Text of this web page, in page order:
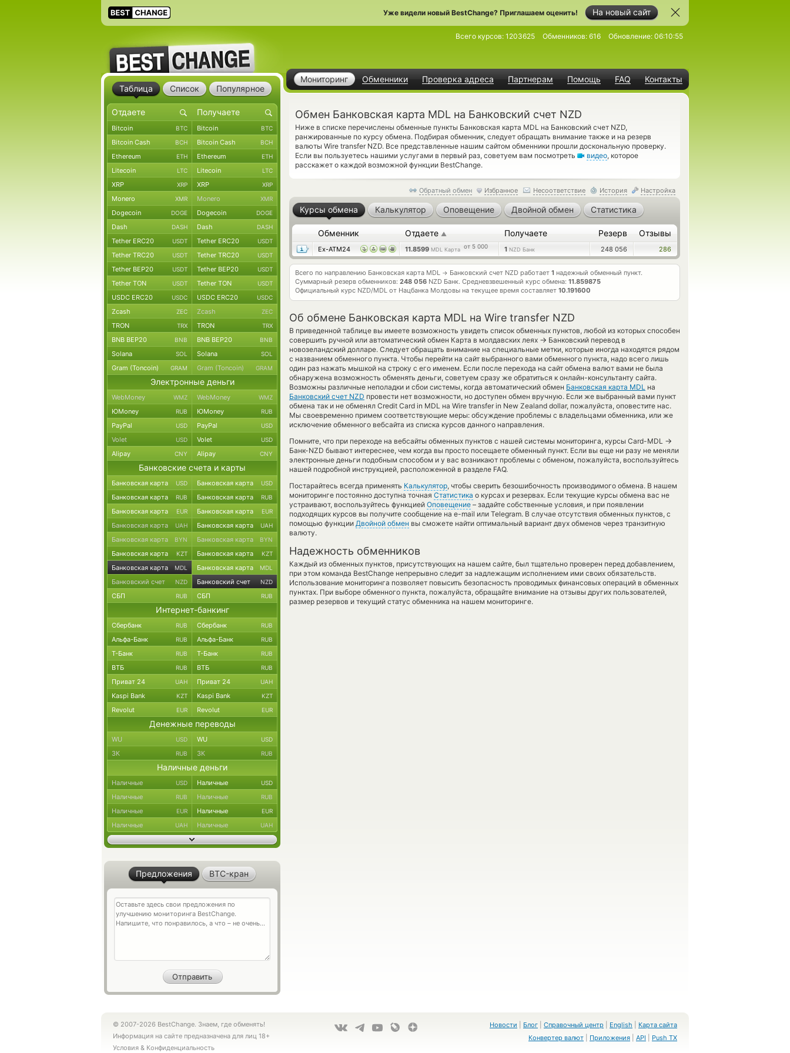
На новый сайт
Уже видели новый BestChange? Приглашаем оценить!
Мониторинг Обменники Проверка адреса Партнерам Помощь FAQ Контакты
Всего курсов: 1203625 Обменников: 616 Обновление: 06:10:55
Обмен Банковская карта MDL на Банковский счет NZD
Ниже в списке перечислены обменные пункты Банковская карта MDL на Банковский счет NZD,
ранжированные по курсу обмена. Подбирая обменник, следует обращать внимание также и на резерв
валюты Wire transfer NZD. Все представленные нашим сайтом обменники прошли доскональную проверку.
Если вы пользуетесь нашими услугами в первый раз, советуем вам посмотреть
видео, которое
расскажет о каждой возможной функции BestChange.
Обратный обмен Избранное Несоответствие История Настройка
Курсы обмена Калькулятор Оповещение Двойной обмен Статистика
Обменник Отдаете ▲ Получаете Резерв Отзывы
Ex-ATM24 11.8599 MDL Карта от 5 000 1 NZD Банк 248 056 286
Всего по направлению Банковская карта MDL → Банковский счет NZD работает 1 надежный обменный пункт.
Суммарный резерв обменников: 248 056 NZD Банк. Средневзвешенный курс обмена: 11.859875
Официальный курс NZD/MDL от Нацбанка Молдовы на текущее время составляет 10.191600
Об обмене Банковская карта MDL на Wire transfer NZD
В приведенной таблице вы имеете возможность увидеть список обменных пунктов, любой из которых способен
совершить ручной или автоматический обмен Карта в молдавских леях → Банковский перевод в
новозеландский долларе. Следует обращать внимание на специальные метки, которые иногда находятся рядом
с названием обменного пункта. Чтобы перейти на сайт выбранного вами обменного пункта, надо всего лишь
один раз нажать мышкой на строку с его именем. Если после перехода на сайт обмена валют вами не была
обнаружена возможность обменять деньги, советуем сразу же обратиться к онлайн-консультанту сайта.
Возможны различные неполадки и сбои системы, когда автоматический обмен Банковская карта MDL на
Банковский счет NZD провести нет возможности, но доступен обмен вручную. Если же выбранный вами пункт
обмена так и не обменял Credit Card in MDL на Wire transfer in New Zealand dollar, пожалуйста, оповестите нас.
Мы своевременно примем соответствующие меры: обсуждение проблемы с владельцами обменника, или же
исключение обменного вебсайта из списка курсов данного направления.
Помните, что при переходе на вебсайты обменных пунктов с нашей системы мониторинга, курсы Card-MDL →
Банк-NZD бывают интереснее, чем когда вы просто посещаете обменный пункт. Если вы еще ни разу не меняли
электронные деньги подобным способом и у вас возникают проблемы с обменом, пожалуйста, воспользуйтесь
нашей подробной инструкцией, расположенной в разделе FAQ.
Постарайтесь всегда применять Калькулятор, чтобы сверить безошибочность производимого обмена. В нашем
мониторинге постоянно доступна точная Статистика о курсах и резервах. Если текущие курсы обмена вас не
устраивают, воспользуйтесь функцией Оповещение – задайте собственные условия, и при появлении
подходящих курсов вы получите сообщение на e-mail или Telegram. В случае отсутствия обменных пунктов, с
помощью функции Двойной обмен вы сможете найти оптимальный вариант двух обменов через транзитную
валюту.
Надежность обменников
Каждый из обменных пунктов, присутствующих на нашем сайте, был тщательно проверен перед добавлением,
при этом команда BestChange непрерывно следит за надлежащим исполнением ими своих обязательств.
Использование мониторинга позволяет повысить безопасность проводимых финансовых операций в обменных
пунктах. При выборе обменного пункта, пожалуйста, обращайте внимание на отзывы других пользователей,
размер резервов и текущий статус обменника на нашем мониторинге.
Таблица Список Популярное
Bitcoin BTC Bitcoin BTC
Bitcoin Cash BCH Bitcoin Cash BCH
Ethereum ETH Ethereum ETH
Litecoin LTC Litecoin LTC
XRP XRP XRP XRP
Monero XMR Monero XMR
Dogecoin DOGE Dogecoin DOGE
Dash DASH Dash DASH
Tether ERC20 USDT Tether ERC20 USDT
Tether TRC20 USDT Tether TRC20 USDT
Tether BEP20 USDT Tether BEP20 USDT
Tether TON USDT Tether TON USDT
USDC ERC20 USDC USDC ERC20 USDC
Zcash ZEC Zcash ZEC
TRON TRX TRON TRX
BNB BEP20 BNB BNB BEP20 BNB
Solana SOL Solana SOL
Gram (Toncoin) GRAM Gram (Toncoin) GRAM
Электронные деньги
WebMoney WMZ WebMoney WMZ
ЮMoney RUB ЮMoney RUB
PayPal USD PayPal USD
Volet USD Volet USD
Alipay CNY Alipay CNY
Банковские счета и карты
Банковская карта USD Банковская карта USD
Банковская карта RUB Банковская карта RUB
Банковская карта EUR Банковская карта EUR
Банковская карта UAH Банковская карта UAH
Банковская карта BYN Банковская карта BYN
Банковская карта KZT Банковская карта KZT
Банковская карта MDL Банковская карта MDL
Банковский счет NZD Банковский счет NZD
СБП RUB СБП RUB
Интернет-банкинг
Сбербанк RUB Сбербанк RUB
Альфа-Банк RUB Альфа-Банк RUB
Т-Банк RUB Т-Банк RUB
ВТБ RUB ВТБ RUB
Приват 24 UAH Приват 24 UAH
Kaspi Bank KZT Kaspi Bank KZT
Revolut EUR Revolut EUR
Денежные переводы
WU USD WU USD
ЗК RUB ЗК RUB
Наличные деньги
Наличные USD Наличные USD
Наличные RUB Наличные RUB
Наличные EUR Наличные EUR
Наличные UAH Наличные UAH
Предложения BTC-кран
© 2007-2026 BestChange. Знаем, где обменять!
Информация на сайте предназначена для лиц 18+
Условия & Конфиденциальность
Новости Блог Справочный центр English
Карта сайта
Конвертер валют
Приложения API Push TX